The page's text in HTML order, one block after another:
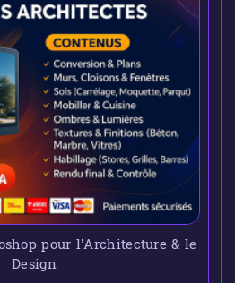
pour l’Architecture & le
Design